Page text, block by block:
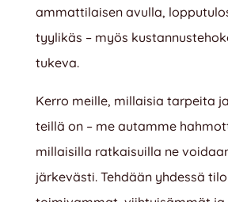
ammattilaisen avulla,
tyylikäs – myös
tukeva.
Kerro meille, millaisia tarpeita
teillä on – me autamme
millaisilla ratkaisuilla ne
järkevästi. Tehdään yhdessä